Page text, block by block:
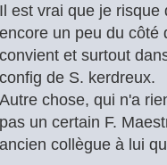
Il est vrai que je
encore un peu du côté
convient et surtout
config de S. kerdreux.
Autre chose, qui n'a
pas un certain F.
ancien collègue à lui